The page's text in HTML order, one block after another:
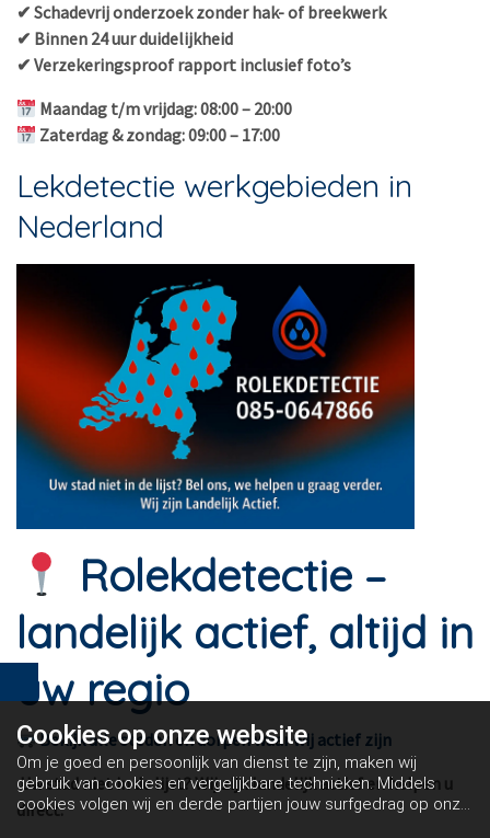
✔ Schadevrij onderzoek zonder hak- of breekwerk
✔ Binnen 24 uur duidelijkheid
✔ Verzekeringsproof rapport inclusief foto’s
Maandag t/m vrijdag: 08:00 – 20:00
Zaterdag & zondag: 09:00 – 17:00
Lekdetectie werkgebieden in
Nederland
Rolekdetectie –
landelijk actief, altijd in
uw regio
Bekijk alle steden en dorpen waar wij actief zijn
Uw stad niet in de lijst? Wij zijn landelijk actief en helpen u
direct.
Cookies oponze website
Om je goed en persoonlijk van dienst te zijn, maken wij
gebruik van cookies en vergelijkbare technieken. Middels
cookies volgen wij en derde partijen jouw surfgedrag op onze